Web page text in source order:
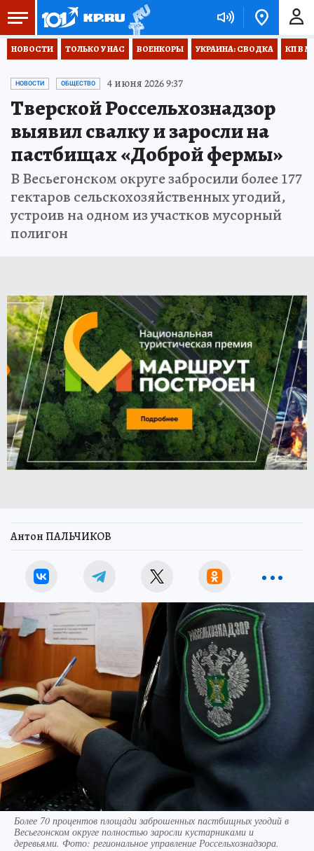
НОВОСТИ ТОЛЬКО У НАС ВОЕНКОРЫ УКРАИНА: СВОДКА КП В
НОВОСТИ ОБЩЕСТВО 4 июня 2026 9:37
Тверской Россельхознадзор
выявил свалку и заросли на
пастбищах «Доброй фермы»
В Весьегонском округе забросили более 177
гектаров сельскохозяйственных угодий,
устроив на одном из участков мусорный
полигон
Антон ПАЛЬЧИКОВ
Более 70 процентов площади заброшенных пастбищных угодий в
Весьегонском округе полностью заросли кустарниками и
деревьями. Фото: региональное управление Россельхознадзора.